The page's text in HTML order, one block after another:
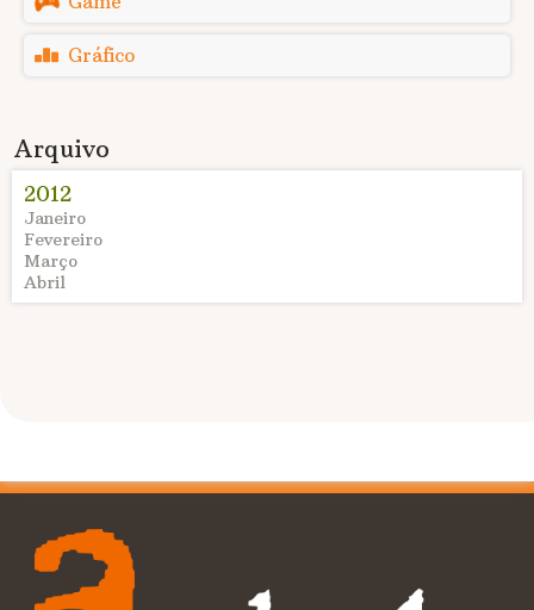
Gráfico
Arquivo
2012
Janeiro
Fevereiro
Março
Abril